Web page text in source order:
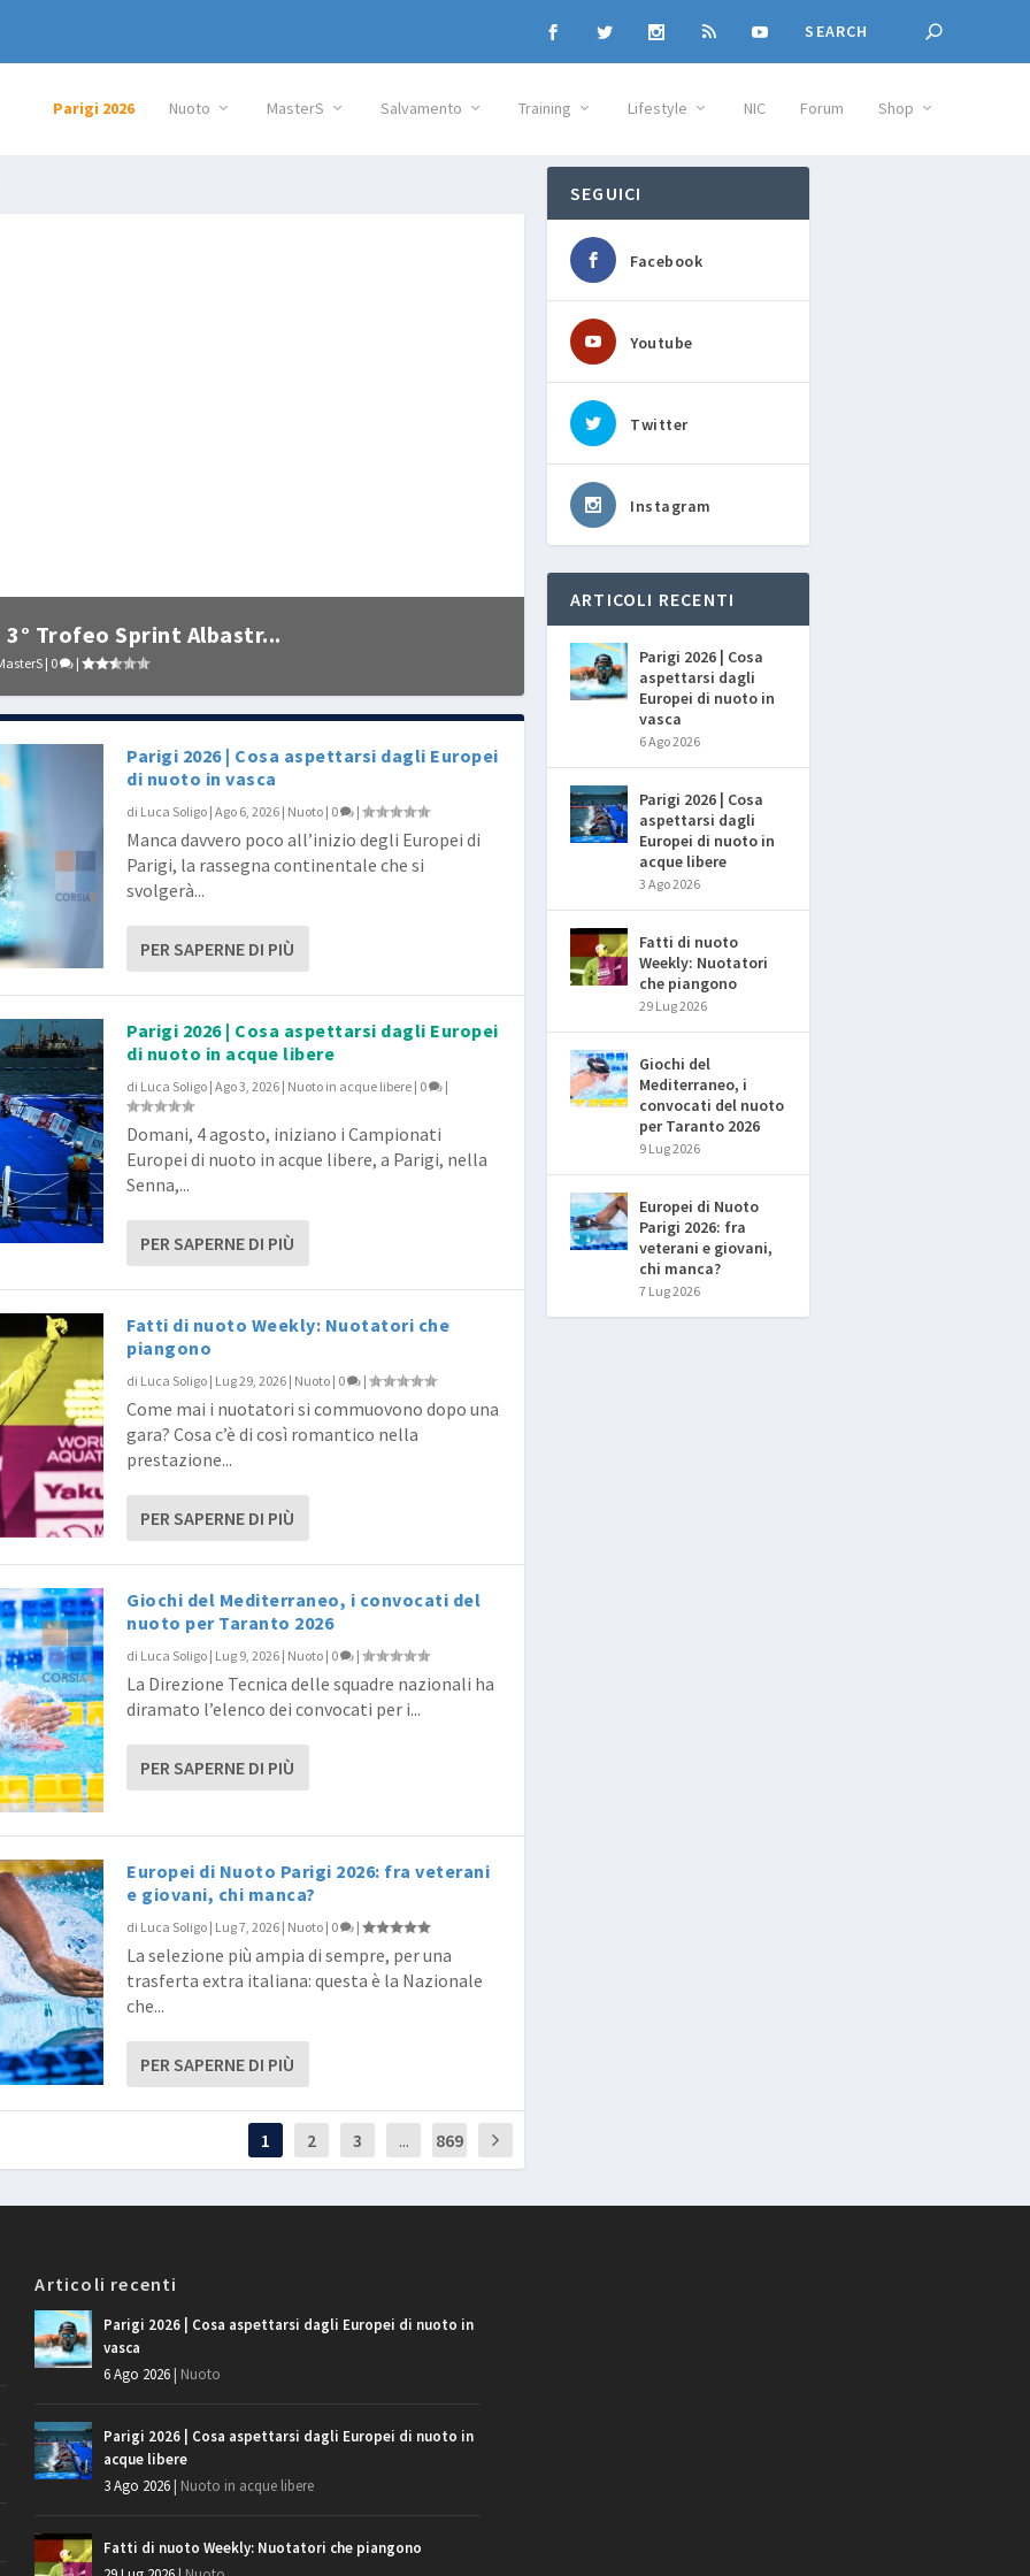
Parigi 2026 Nuoto MasterS Salvamento Training Lifestyle NIC Forum Shop
Trofeo Sprint Albastr...
| 0 |
trofei della settimana...
|0 |
Distanze Speciali Lo...
| 0 |
Parigi 2026 | Cosa aspettarsi dagli Europei
di nuoto in vasca
di Luca Soligo | Ago 6, 2026 | Nuoto | 0 |
Manca davvero poco all’inizio degli Europei di
Parigi, la rassegna continentale che si
svolgerà...
PER SAPERNE DI PIÙ
Parigi 2026 | Cosa aspettarsi dagli Europei
di nuoto in acque libere
di Luca Soligo | Ago 3, 2026 | Nuoto in acque libere | 0 |
Domani, 4 agosto, iniziano i Campionati
Europei di nuoto in acque libere, a Parigi, nella
Senna,...
PER SAPERNE DI PIÙ
Fatti di nuoto Weekly: Nuotatori che
piangono
di Luca Soligo | Lug 29, 2026 | Nuoto | 0 |
Come mai i nuotatori si commuovono dopo una
gara? Cosa c’è di così romantico nella
prestazione...
PER SAPERNE DI PIÙ
Giochi del Mediterraneo, i convocati del
nuoto per Taranto 2026
di Luca Soligo | Lug 9, 2026 | Nuoto | 0 |
La Direzione Tecnica delle squadre nazionali ha
diramato l’elenco dei convocati per i...
PER SAPERNE DI PIÙ
Europei di Nuoto Parigi 2026: fra veterani
e giovani, chi manca?
di Luca Soligo | Lug 7, 2026 | Nuoto | 0 |
La selezione più ampia di sempre, per una
trasferta extra italiana: questa è la Nazionale
che...
PER SAPERNE DI PIÙ
1 2 3 ... 869
SEGUICI
Facebook
Youtube
Twitter
Instagram
ARTICOLI RECENTI
Parigi 2026 | Cosa
aspettarsi dagli
Europei di nuoto in
vasca
6 Ago 2026
Parigi 2026 | Cosa
aspettarsi dagli
Europei di nuoto in
acque libere
3 Ago 2026
Fatti di nuoto
Weekly: Nuotatori
che piangono
29 Lug 2026
Giochi del
Mediterraneo, i
convocati del nuoto
per Taranto 2026
9 Lug 2026
Europei di Nuoto
Parigi 2026: fra
veterani e giovani,
chi manca?
7 Lug 2026
Articoli recenti
Parigi 2026 | Cosa aspettarsi dagli Europei di nuoto in
vasca
6 Ago 2026| Nuoto
Parigi 2026 | Cosa aspettarsi dagli Europei di nuoto in
acque libere
3 Ago 2026| Nuoto in acque libere
Fatti di nuoto Weekly: Nuotatori che piangono